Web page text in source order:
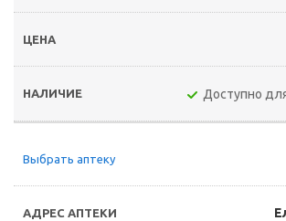
Доступно
Выбрать аптеку